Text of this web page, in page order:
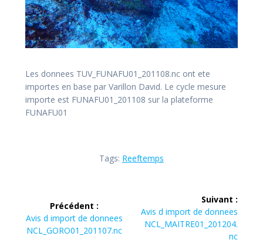
Les donnees TUV_FUNAFU01_201108.nc ont ete
importes en base par Varillon David. Le cycle mesure
importe est FUNAFU01_201108 sur la plateforme
FUNAFU01
Tags: Reeftemps
de
Précédent :
Article
précédent :
Avis d import de donnees
NCL_GORO01_201107.nc
Suivant :
Article
suivant :
Avis d import de donnees
NCL_MAITRE01_201204.
nc